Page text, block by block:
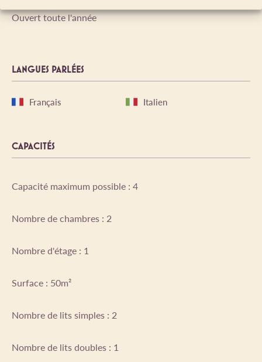
Ouvert toute l'année
LANGUES PARLÉES
Français Italien
CAPACITÉS
Capacité maximum possible : 4
Nombre de chambres : 2
Nombre d'étage : 1
Surface : 50m²
Nombre de lits simples : 2
Nombre de lits doubles : 1